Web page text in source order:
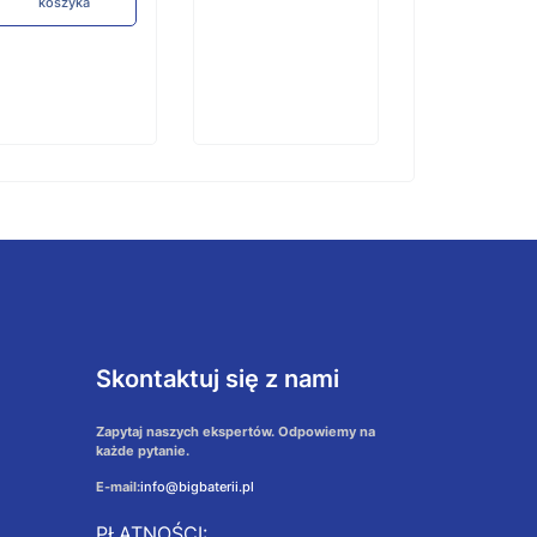
Skontaktuj się z nami
Zapytaj naszych ekspertów. Odpowiemy na
każde pytanie.
E-mail:info@bigbaterii.pl